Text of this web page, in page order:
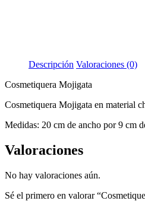
Descripción Valoraciones (0)
Cosmetiquera Mojigata
Cosmetiquera Mojigata en material
Medidas: 20 cm de ancho por 9 cm
Valoraciones
No hay valoraciones aún.
Sé el primero en valorar